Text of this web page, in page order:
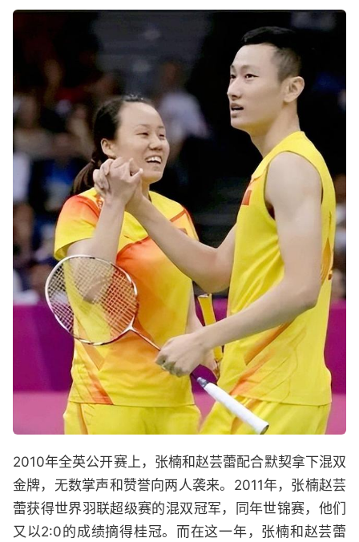
2010年全英公开赛上，张楠和赵芸蕾配合默契拿下混双
金牌，无数掌声和赞誉向两人袭来。2011年，张楠赵芸
蕾获得世界羽联超级赛的混双冠军，同年世锦赛，他们
又以2:0的成绩摘得桂冠。而在这一年，张楠和赵芸蕾